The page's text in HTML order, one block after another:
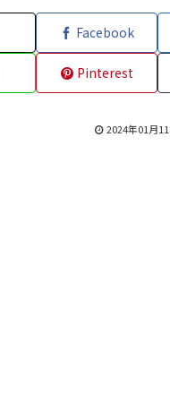
Facebook
Pinterest
2024年01月